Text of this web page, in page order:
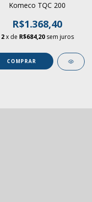
Komeco TQC 200
R$1.368,40
2 x de R$684,20 sem juros